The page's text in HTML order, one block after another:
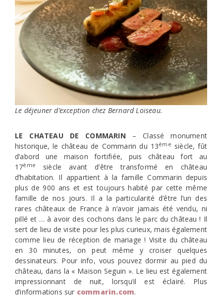
Le déjeuner d’exception chez Bernard Loiseau.
LE CHATEAU DE COMMARIN – Classé monument
historique, le château de Commarin du 13ème siècle, fût
d’abord une maison fortifiée, puis château fort au
17ème
siècle avant d’être transformé en château
d’habitation. Il appartient à la famille Commarin depuis
plus de 900 ans et est toujours habité par cette même
famille de nos jours. Il a la particularité d’être l’un des
rares châteaux de France à n’avoir jamais été vendu, ni
pillé et … à avoir des cochons dans le parc du château ! Il
sert de lieu de visite pour les plus curieux, mais également
comme lieu de réception de mariage ! Visite du château
en 30 minutes, on peut même y croiser quelques
dessinateurs. Pour info, vous pouvez dormir au pied du
château, dans la « Maison Seguin ». Le lieu est également
impressionnant de nuit, lorsqu’il est éclairé. Plus
d’informations sur commarin.com.